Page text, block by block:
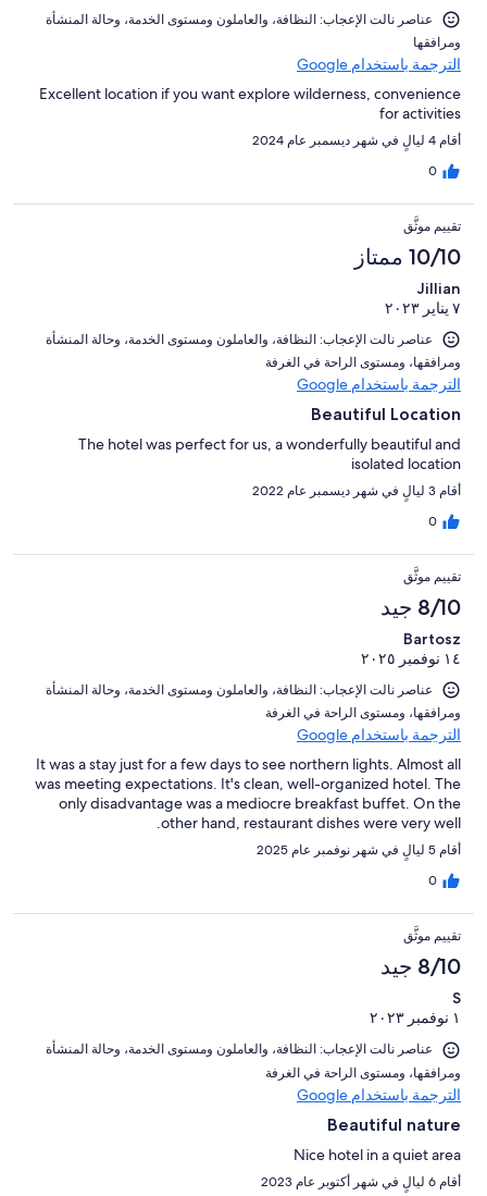
عناصر نالت الإعجاب: ⁦النظافة⁩، و⁦العاملون ومستوى الخدمة⁩، و⁦حالة المنشأة
ومرافقها⁩
الترجمة باستخدام Google
Excellent location if you want explore wilderness, convenience
for activities
أقام 4 ليالٍ في شهر ديسمبر عام 2024
0
تقييم موثَّق
10/10 ممتاز
Jillian
٧ يناير ٢٠٢٣
عناصر نالت الإعجاب: ⁦النظافة⁩، و⁦العاملون ومستوى الخدمة⁩، و⁦حالة المنشأة
ومرافقها⁩، و⁦مستوى الراحة في الغرفة⁩
الترجمة باستخدام Google
Beautiful Location
The hotel was perfect for us, a wonderfully beautiful and
isolated location
أقام 3 ليالٍ في شهر ديسمبر عام 2022
0
تقييم موثَّق
8/10 جيد
Bartosz
١٤ نوفمبر ٢٠٢٥
عناصر نالت الإعجاب: ⁦النظافة⁩، و⁦العاملون ومستوى الخدمة⁩، و⁦حالة المنشأة
ومرافقها⁩، و⁦مستوى الراحة في الغرفة⁩
الترجمة باستخدام Google
It was a stay just for a few days to see northern lights. Almost all
was meeting expectations. It's clean, well-organized hotel. The
only disadvantage was a mediocre breakfast buffet. On the
other hand, restaurant dishes were very well.
أقام 5 ليالٍ في شهر نوفمبر عام 2025
0
تقييم موثَّق
8/10 جيد
S
١ نوفمبر ٢٠٢٣
عناصر نالت الإعجاب: ⁦النظافة⁩، و⁦العاملون ومستوى الخدمة⁩، و⁦حالة المنشأة
ومرافقها⁩، و⁦مستوى الراحة في الغرفة⁩
الترجمة باستخدام Google
Beautiful nature
Nice hotel in a quiet area
أقام 6 ليالٍ في شهر أكتوبر عام 2023